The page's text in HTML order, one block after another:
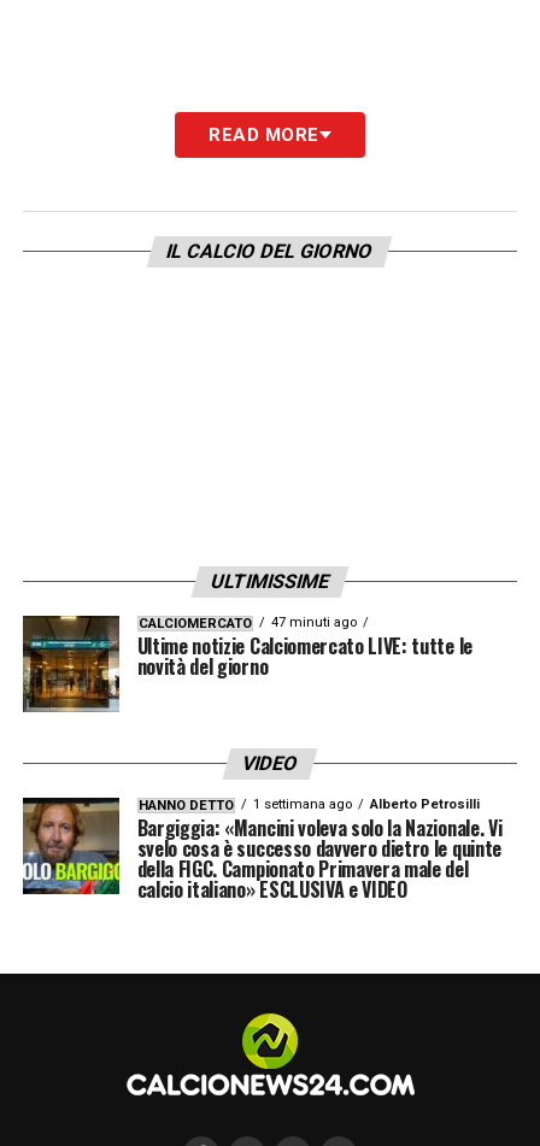
READ MORE
IL CALCIO DEL GIORNO
ULTIMISSIME
CALCIOMERCATO 47 minuti ago
Ultime notizie Calciomercato LIVE: tutte le
novità del giorno
VIDEO
HANNO DETTO 1 settimana ago Alberto Petrosilli
Bargiggia: «Mancini voleva solo la Nazionale. Vi
svelo cosa è successo davvero dietro le quinte
della FIGC. Campionato Primavera male del
calcio italiano» ESCLUSIVA e VIDEO